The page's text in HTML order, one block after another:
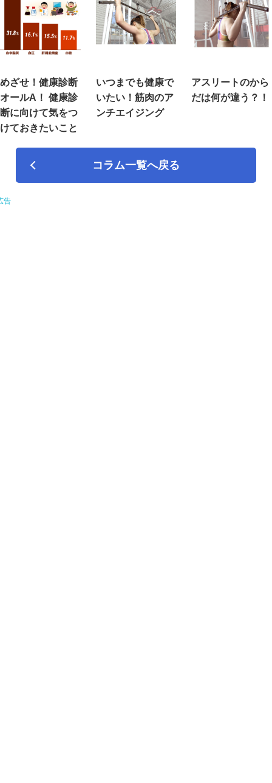
めざせ！健康診断
オールA！ 健康診
断に向けて気をつ
けておきたいこと
いつまでも健康で
いたい！筋肉のア
ンチエイジング
アスリートのから
だは何が違う？！
コラム一覧へ戻る